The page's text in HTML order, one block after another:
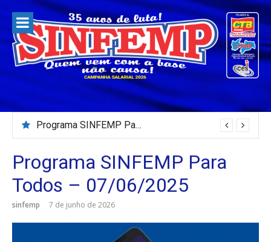
para
conteúdo
Programa SINFEMP Para Todos – 02/08/2026
Programa SINFEMP Para
Todos – 07/06/2025
sinfemp 7 de junho de 2026